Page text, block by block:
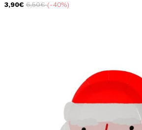
3,90€ 6,50€ -40%